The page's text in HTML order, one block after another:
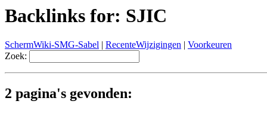
Backlinks for: SJIC
SchermWiki-SMG-Sabel | RecenteWijzigingen | Voorkeuren
Zoek:
2 pagina's gevonden: